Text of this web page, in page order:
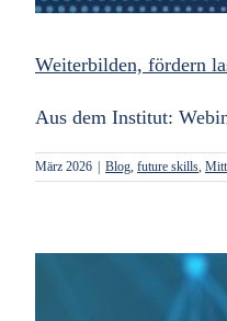
Weiterbilden, fördern
Aus dem Institut:
März 2026 Blog, future skills,